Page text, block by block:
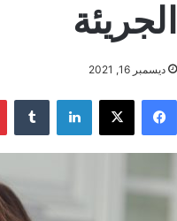
الجريئة
ديسمبر 16, 2021
فيسبوك X لينكدإن